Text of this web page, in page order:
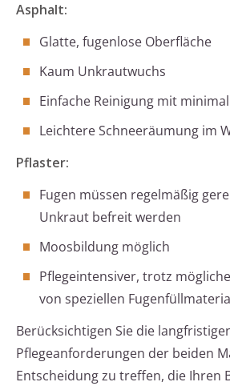
Asphalt:
Glatte, fugenlose Oberfläche
Kaum Unkrautwuchs
Einfache Reinigung mit
Leichtere Schneeräumung im
Pflaster:
Fugen müssen regelmäßig
Unkraut befreit werden
Moosbildung möglich
Pflegeintensiver, trotz
von speziellen
Berücksichtigen Sie die
Pflegeanforderungen der beiden
Entscheidung zu treffen, die Ihren